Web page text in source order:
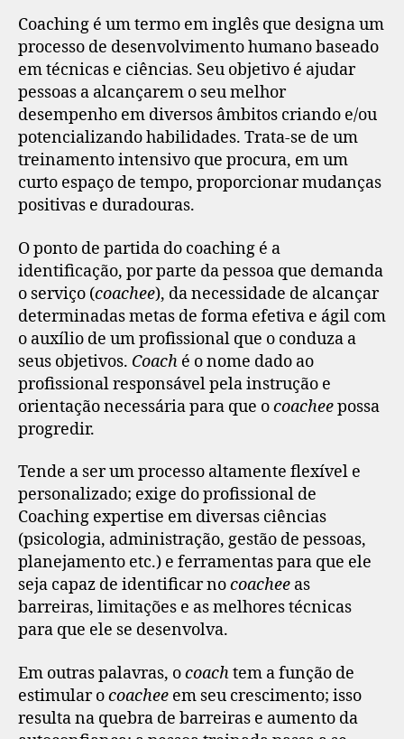
Coaching é um termo em inglês que designa um
processo de desenvolvimento humano baseado
em técnicas e ciências. Seu objetivo é ajudar
pessoas a alcançarem o seu melhor
desempenho em diversos âmbitos criando e/ou
potencializando habilidades. Trata-se de um
treinamento intensivo que procura, em um
curto espaço de tempo, proporcionar mudanças
positivas e duradouras.
O ponto de partida do coaching é a
identificação, por parte da pessoa que demanda
o serviço (coachee), da necessidade de alcançar
determinadas metas de forma efetiva e ágil com
o auxílio de um profissional que o conduza a
seus objetivos. Coach é o nome dado ao
profissional responsável pela instrução e
orientação necessária para que ocoacheepossa
progredir.
Tende a ser um processo altamente flexível e
personalizado; exige do profissional de
Coaching expertise em diversas ciências
(psicologia, administração, gestão de pessoas,
planejamento etc.) e ferramentas para que ele
seja capaz de identificar nocoachee as
barreiras, limitações e as melhores técnicas
para que ele se desenvolva.
Em outras palavras, ocoachtem a função de
estimular ocoachee em seu crescimento; isso
resulta na quebra de barreiras e aumento da